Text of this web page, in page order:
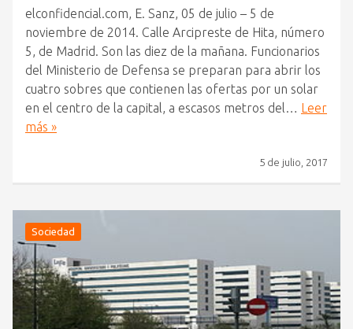
elconfidencial.com, E. Sanz, 05 de julio – 5 de
noviembre de 2014. Calle Arcipreste de Hita, número
5, de Madrid. Son las diez de la mañana. Funcionarios
del Ministerio de Defensa se preparan para abrir los
cuatro sobres que contienen las ofertas por un solar
en el centro de la capital, a escasos metros del… Leer
más »
5 de julio, 2017
Sociedad